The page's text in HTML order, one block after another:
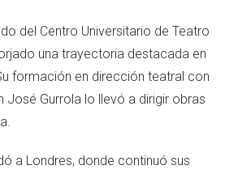
del Centro Universitario de Teatro
una trayectoria destacada en
formación en dirección teatral con
José Gurrola lo llevó a dirigir obras
a Londres, donde continuó sus